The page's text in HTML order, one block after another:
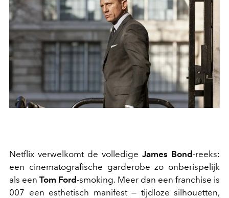
Netflix verwelkomt de volledige James Bond-reeks:
een cinematografische garderobe zo onberispelijk
als eenTom Ford-smoking. Meer dan een franchise is
007 een esthetisch manifest — tijdloze silhouetten,